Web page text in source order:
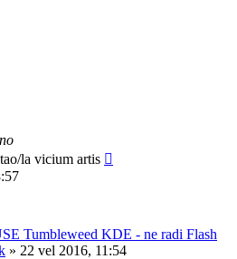
la vicium artis
Tumbleweed KDE - ne radi Flash
» 22 vel 2016, 11:54